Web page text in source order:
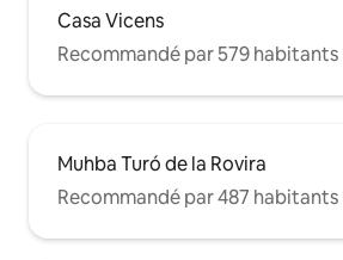
Casa Vicens
Recommandé par 579 habitants
Muhba Turó de la Rovira
Recommandé par 487 habitants